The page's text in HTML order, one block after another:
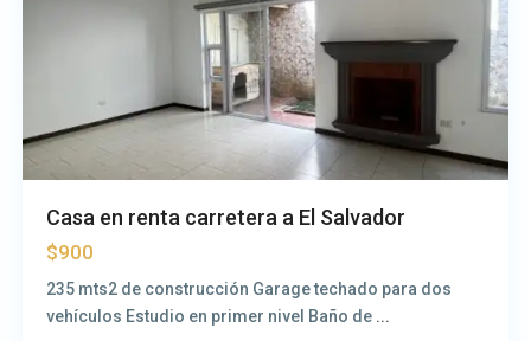
Casa en renta carretera a El Salvador
$900
235 mts2 de construcción Garage techado para dos
vehículos Estudio en primer nivel Baño de ...